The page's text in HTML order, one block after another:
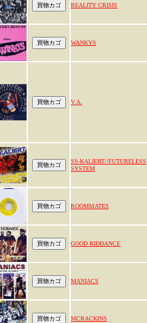
REALITY CRISIS
WANKYS
V.A.
SS-KALIERT//FUTURELESS
SYSTEM
ROOMMATES
GOOD RIDDANCE
MANIACS
MCRACKINS